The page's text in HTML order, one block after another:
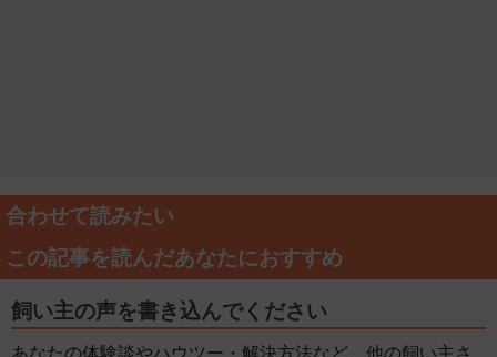
合わせて読みたい
この記事を読んだあなたにおすすめ
飼い主の声を書き込んでください
あなたの体験談やハウツー・解決方法など、他の飼い主さ